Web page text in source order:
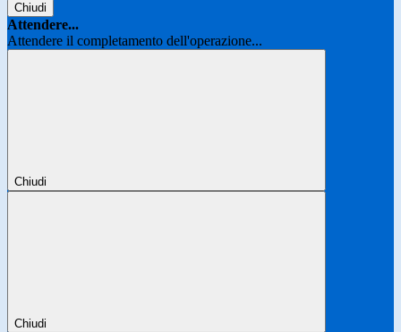
Chiudi
Attendere...
Attendere il completamento dell'operazione...
Chiudi
Chiudi